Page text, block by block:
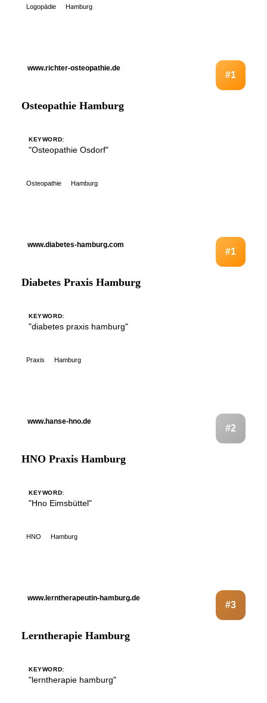
Logopädie Hamburg
www.richter-osteopathie.de
#1
Osteopathie Hamburg
KEYWORD:
"Osteopathie Osdorf"
Osteopathie Hamburg
www.diabetes-hamburg.com
#1
Diabetes Praxis Hamburg
KEYWORD:
"diabetes praxis hamburg"
Praxis Hamburg
www.hanse-hno.de
#2
HNO Praxis Hamburg
KEYWORD:
"Hno Eimsbüttel"
HNO Hamburg
www.lerntherapeutin-hamburg.de
#3
Lerntherapie Hamburg
KEYWORD:
"lerntherapie hamburg"